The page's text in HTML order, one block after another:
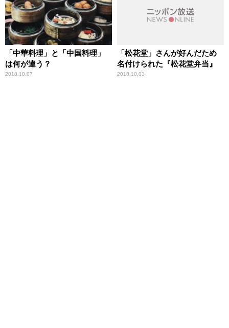
「中華料理」と「中国料理」
は何が違う？
2018.10.07
「松花堂」さんが好んだため
名付けられた『松花堂弁当』
2018.10.03